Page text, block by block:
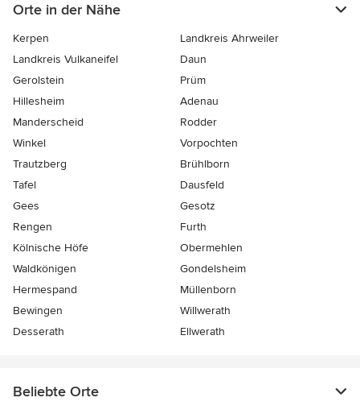
Orte in der Nähe
Kerpen
Landkreis Ahrweiler
Landkreis Vulkaneifel
Daun
Gerolstein
Prüm
Hillesheim
Adenau
Manderscheid
Rodder
Winkel
Vorpochten
Trautzberg
Brühlborn
Tafel
Dausfeld
Gees
Gesotz
Rengen
Furth
Kölnische Höfe
Obermehlen
Waldkönigen
Gondelsheim
Hermespand
Müllenborn
Bewingen
Willwerath
Desserath
Ellwerath
Beliebte Orte